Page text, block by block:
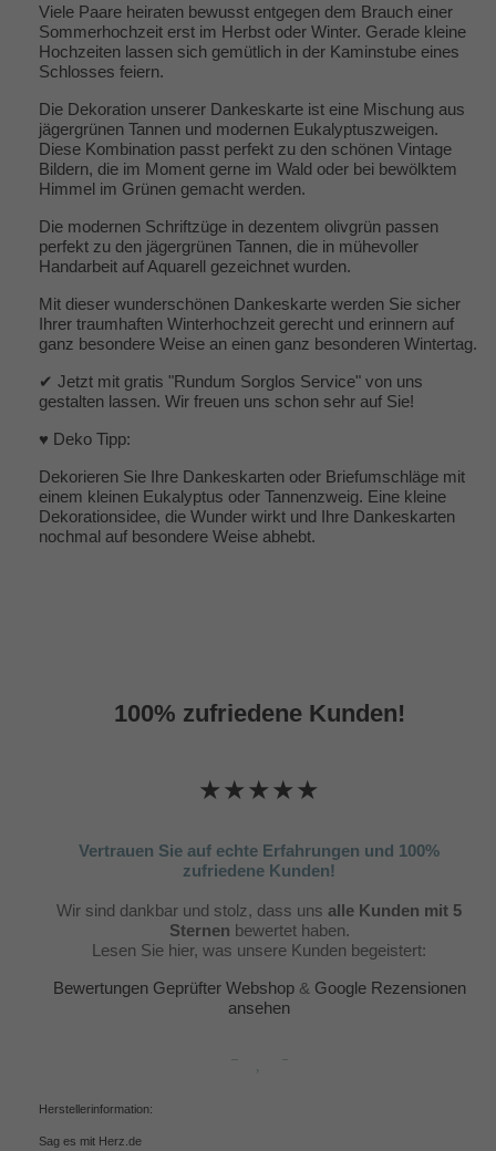
Viele Paare heiraten bewusst entgegen dem Brauch einer
Sommerhochzeit erst im Herbst oder Winter. Gerade kleine
Hochzeiten lassen sich gemütlich in der Kaminstube eines
Schlosses feiern.
Die Dekoration unserer Dankeskarte ist eine Mischung aus
jägergrünen Tannen und modernen Eukalyptuszweigen.
Diese Kombination passt perfekt zu den schönen Vintage
Bildern, die im Moment gerne im Wald oder bei bewölktem
Himmel im Grünen gemacht werden.
Die modernen Schriftzüge in dezentem olivgrün passen
perfekt zu den jägergrünen Tannen, die in mühevoller
Handarbeit auf Aquarell gezeichnet wurden.
Mit dieser wunderschönen Dankeskarte werden Sie sicher
Ihrer traumhaften Winterhochzeit gerecht und erinnern auf
ganz besondere Weise an einen ganz besonderen Wintertag.
✔ Jetzt mit gratis "Rundum Sorglos Service" von uns
gestalten lassen. Wir freuen uns schon sehr auf Sie!
♥ Deko Tipp:
Dekorieren Sie Ihre Dankeskarten oder Briefumschläge mit
einem kleinen Eukalyptus oder Tannenzweig. Eine kleine
Dekorationsidee, die Wunder wirkt und Ihre Dankeskarten
nochmal auf besondere Weise abhebt.
100% zufriedene Kunden!
★★★★★
Vertrauen Sie auf echte Erfahrungen und 100%
zufriedene Kunden!
Wir sind dankbar und stolz, dass uns alle Kunden mit 5
Sternen bewertet haben.
Lesen Sie hier, was unsere Kunden begeistert:
Bewertungen Geprüfter Webshop& Google Rezensionen
ansehen
Herstellerinformation:
Sag es mit Herz.de